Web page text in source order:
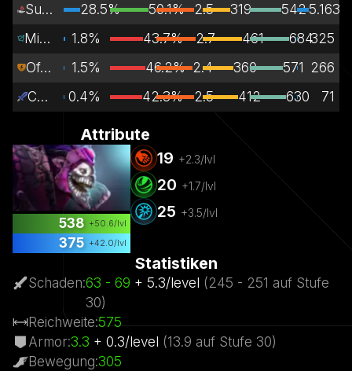
Support
28.5% 50.1% 2.5 319 5425.163
Mid Lane
1.8% 43.7% 2.7 461 684325
Offlane
1.5% 46.2% 2.4 360 571 266
Carry
0.4% 42.3% 2.5 412 630 71
Attribute
538 +50.6/lvl
375 +42.0/lvl
19 +2.3/lvl
20 +1.7/lvl
25 +3.5/lvl
Statistiken
Schaden:63 - 69 + 5.3/level (245 - 251 auf Stufe
30)
Reichweite:575
Armor:3.3 + 0.3/level (13.9 auf Stufe 30)
Bewegung:305